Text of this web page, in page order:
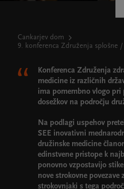
Cankarjev dom
9. konferenca Združenja splošne
Konferenca Združenja
medicine iz različnih
ima pomembno vlogo
dosežkov na področju
Na podlagi uspehov
SEE inovativni
družinske medicine
edinstvene pristope k
ponovno vzpostavijo
nove strokovne
strokovnjaki s tega